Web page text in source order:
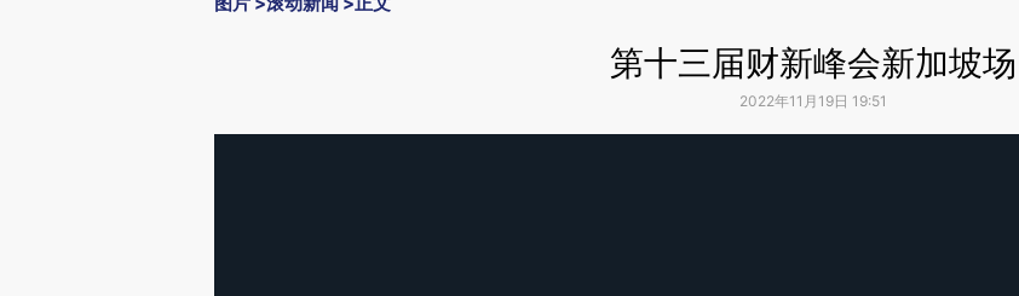
第十三届财新峰会新加坡场
2022年11月19日 19:51